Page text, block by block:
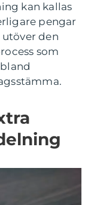
kan kallas
pengar
den
som